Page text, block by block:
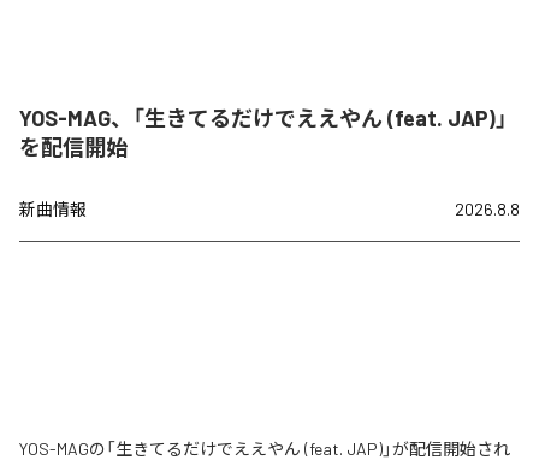
YOS-MAG、「生きてるだけでええやん (feat. JAP)」
を配信開始
新曲情報 2026.8.8
YOS-MAGの「生きてるだけでええやん (feat. JAP)」が配信開始され